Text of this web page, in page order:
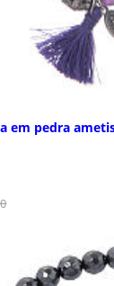
em pedra